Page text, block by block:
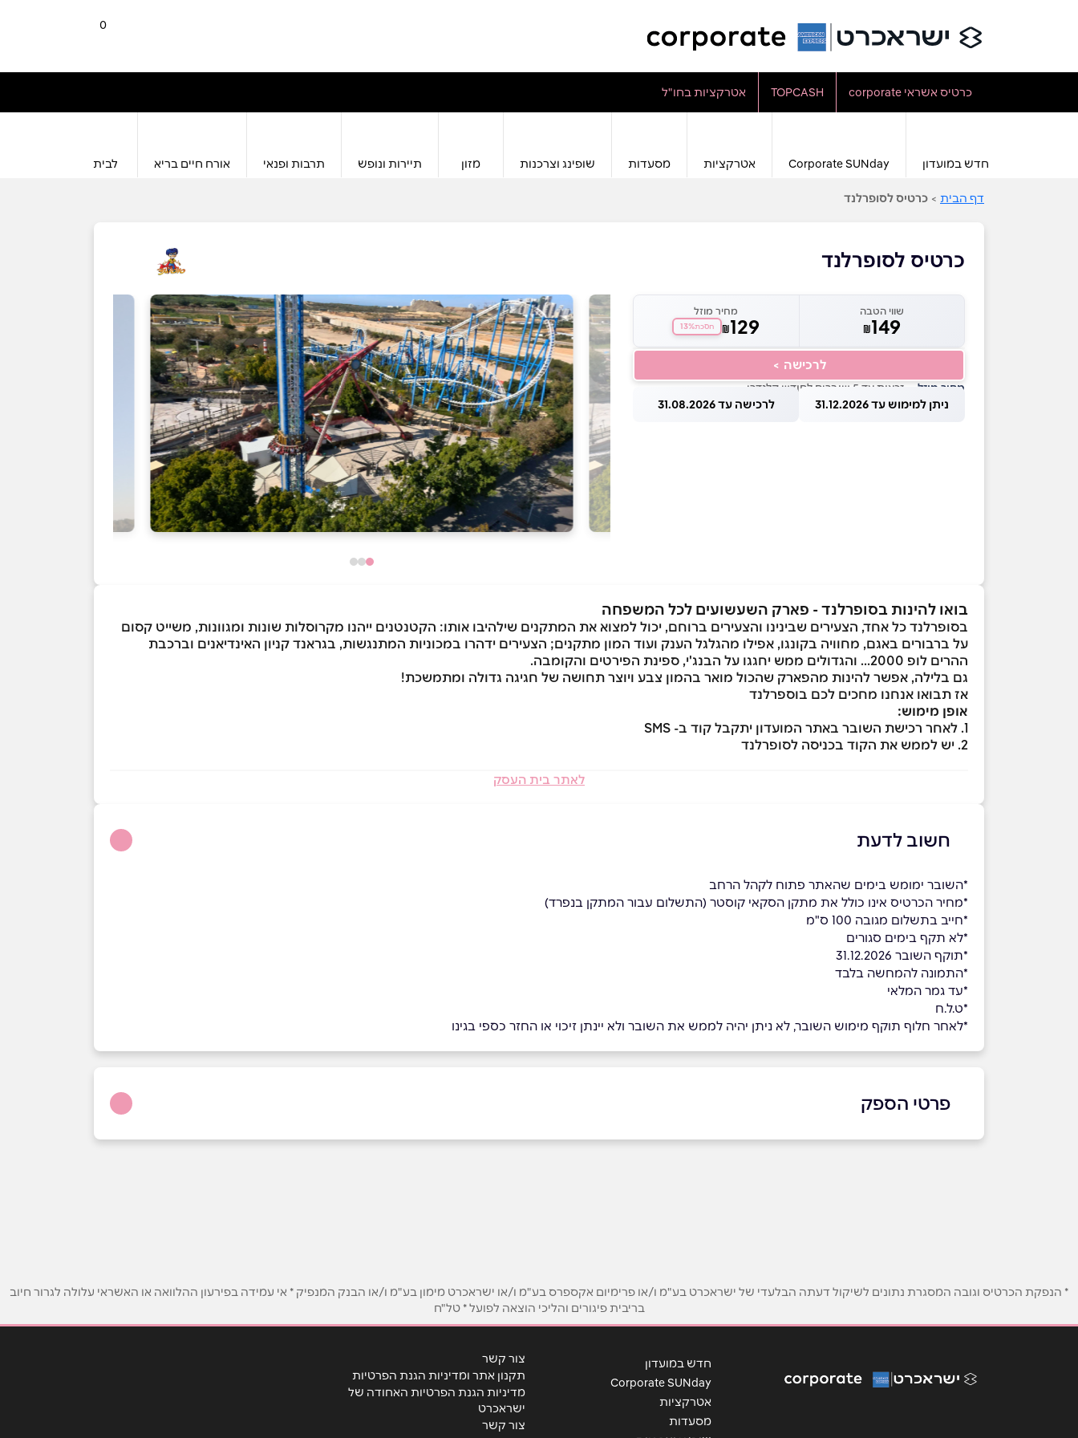
0
כרטיס אשראי corporate TOPCASH אטרקציות בחו"ל
חדש במועדון Corporate SUNday אטרקציות מסעדות שופינג וצרכנות מזון תיירות ונופש תרבות ופנאי אורח חיים בריא לבית
דף הבית > כרטיס לסופרלנד
כרטיס לסופרלנד
שווי הטבה
₪149
מחיר מוזל
₪129 חסכת13%
לרכישה >
מחיר מוזל — זכאות עד 5 שוברים לחודש קלנדרי
ניתן למימוש עד 31.12.2026 לרכישה עד 31.08.2026
בואו להינות בסופרלנד - פארק השעשועים לכל המשפחה
בסופרלנד כל אחד, הצעירים שבינינו והצעירים ברוחם, יכול למצוא את המתקנים שילהיבו אותו: הקטנטנים ייהנו מקרוסלות שונות ומגוונות, משייט קסום
על ברבורים באגם, מחוויה בקונגו, אפילו מהגלגל הענק ועוד המון מתקנים; הצעירים ידהרו במכוניות המתנגשות, בגראנד קניון האינדיאנים וברכבת
ההרים לופ 2000... והגדולים ממש יחגגו על הבנג'י, ספינת הפירטים והקומבה.
גם בלילה, אפשר להינות מהפארק שהכול מואר בהמון צבע ויוצר תחושה של חגיגה גדולה ומתמשכת!
אז תבואו אנחנו מחכים לכם בוספרלנד
אופן מימוש:
1. לאחר רכישת השובר באתר המועדון יתקבל קוד ב- SMS
2. יש לממש את הקוד בכניסה לסופרלנד
לאתר בית העסק
חשוב לדעת
*השובר ימומש בימים שהאתר פתוח לקהל הרחב
*מחיר הכרטיס אינו כולל את מתקן הסקאי קוסטר (התשלום עבור המתקן בנפרד)
*חייב בתשלום מגובה 100 ס"מ
*לא תקף בימים סגורים
*תוקף השובר 31.12.2026
*התמונה להמחשה בלבד
*עד גמר המלאי
*ט.ל.ח
*לאחר חלוף תוקף מימוש השובר, לא ניתן יהיה לממש את השובר ולא יינתן זיכוי או החזר כספי בגינו
פרטי הספק
* הנפקת הכרטיס וגובה המסגרת נתונים לשיקול דעתה הבלעדי של ישראכרט בע"מ ו/או פרימיום אקספרס בע"מ ו/או ישראכרט מימון בע"מ ו/או הבנק המנפיק * אי עמידה בפירעון ההלוואה או האשראי עלולה לגרור חיוב
בריבית פיגורים והליכי הוצאה לפועל * טל"ח
חדש במועדון
Corporate SUNday
אטרקציות
מסעדות
צור קשר
תקנון אתר ומדיניות הגנת הפרטיות
מדיניות הגנת הפרטיות האחודה של
ישראכרט
צור קשר